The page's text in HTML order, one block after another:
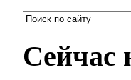
Сейчас